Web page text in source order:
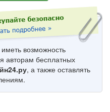
возможность
авторам бесплатных
, а также оставлять